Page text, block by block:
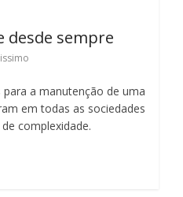
desde sempre
a manutenção de uma
em todas as sociedades
complexidade.